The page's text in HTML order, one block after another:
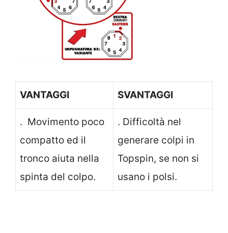
VANTAGGI SVANTAGGI
. Movimento poco
compatto ed il
tronco aiuta nella
spinta del colpo.
. Difficoltà nel
generare colpi in
Topspin, se non si
usano i polsi.